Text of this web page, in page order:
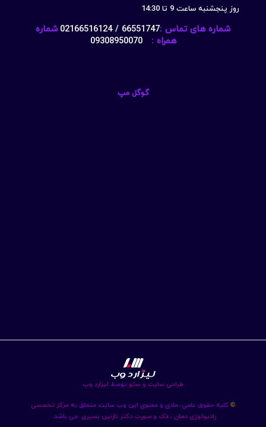
روز پنجشنبه ساعت 9 تا 14:30
شماره های تماس :66551747 / 02166516124
شماره
همراه :
09308950070
گوگل مپ
طراحی سایت و سئو توسط لیزارد وب
© کلیه حقوق علمی، مادی و معنوی این وب سایت متعلق به مرکز تخصصی
رادیولوژی دهان ، فک و صورت دکتر نازنین بصیری می باشد .